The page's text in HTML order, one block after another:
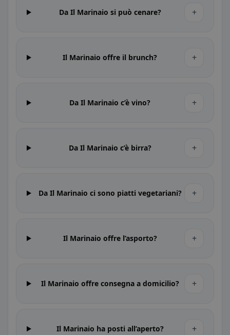
Da Il Marinaio si può cenare? +
Il Marinaio offre il brunch? +
Da Il Marinaio c’è vino? +
Da Il Marinaio c’è birra? +
Da Il Marinaio ci sono piatti vegetariani? +
Il Marinaio offre l’asporto? +
Il Marinaio offre consegna a domicilio? +
Il Marinaio ha posti all’aperto? +